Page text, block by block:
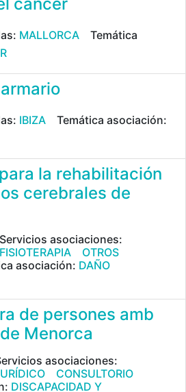
MALLORCA
Temática
IBIZA
Temática asociación:
la rehabilitación
cerebrales de
Servicios asociaciones:
OTROS
asociación: DAÑO
de persones amb
Menorca
asociaciones:
CONSULTORIO
DISCAPACIDAD Y